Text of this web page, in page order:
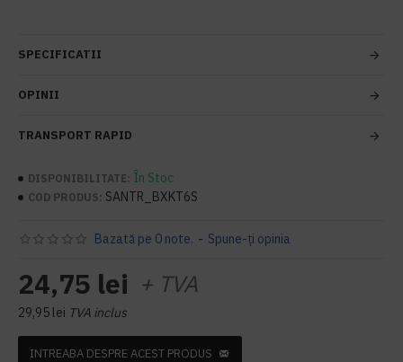
SPECIFICATII
OPINII
TRANSPORT RAPID
DISPONIBILITATE: În Stoc
COD PRODUS: SANTR_BXKT6S
Bazată pe 0 note. - Spune-ţi opinia
24,75 lei + TVA
29,95 lei TVA inclus
INTREABA DESPRE ACEST PRODUS